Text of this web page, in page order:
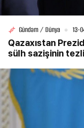
Gündəm / Dünya 13-
Qazaxıstan
sülh sazişinin